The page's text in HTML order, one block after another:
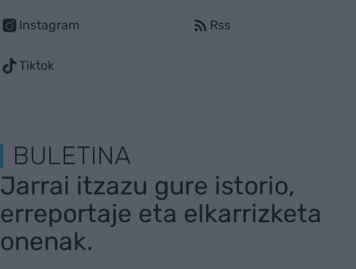
Instagram
Tiktok
Rss
BULETINA
Jarrai itzazu gure istorio,
erreportaje eta elkarrizketa
onenak.